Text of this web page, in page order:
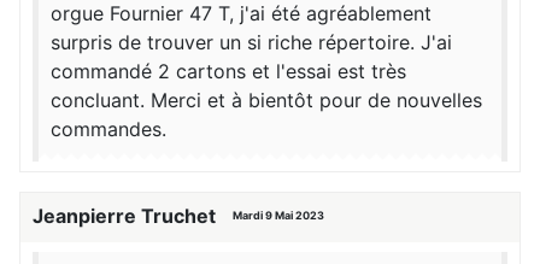
orgue Fournier 47 T, j'ai été agréablement
surpris de trouver un si riche répertoire. J'ai
commandé 2 cartons et l'essai est très
concluant. Merci et à bientôt pour de nouvelles
commandes.
Jeanpierre Truchet Mardi 9 Mai 2023